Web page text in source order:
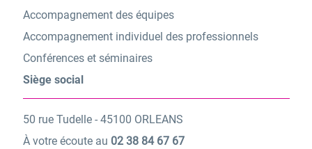
Accompagnement des équipes
Accompagnement individuel des professionnels
Conférences et séminaires
Siège social
50 rue Tudelle - 45100 ORLEANS
À votre écoute au 02 38 84 67 67